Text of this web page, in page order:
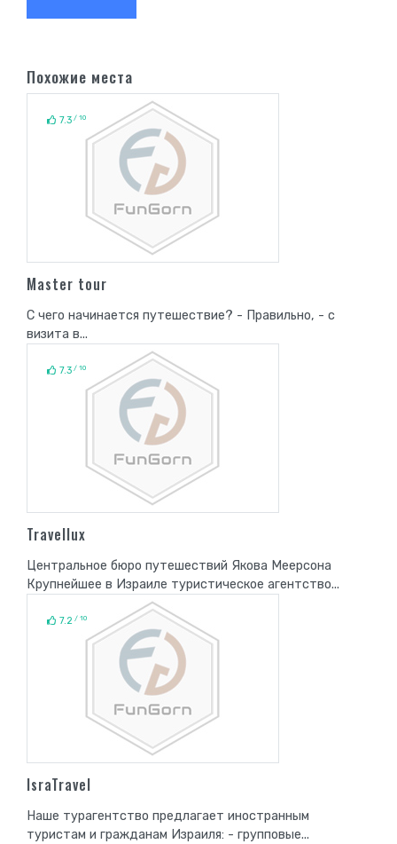
Похожие места
7.3 / 10
Master tour
С чего начинается путешествие? - Правильно, - с
визита в...
7.3 / 10
Travellux
Центральное бюро путешествий Якова Меерсона
Крупнейшее в Израиле туристическое агентство...
7.2 / 10
IsraTravel
Наше турагентство предлагает иностранным
туристам и гражданам Израиля: - групповые...